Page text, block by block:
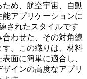
め、航空宇宙、自動
アプリケーションに
されたスタイルです
わせた、その対角線
。この織りは、材料
面に簡単に適合し、
インの高度なアプリ